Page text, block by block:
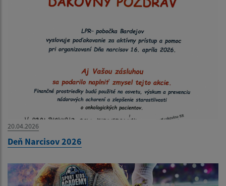
20.04.2026
Deň Narcisov 2026